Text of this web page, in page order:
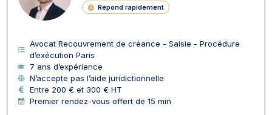
Répond rapidement
E
Avocat Recouvrement de créance - Saisie - Procédure
d’exécution Paris
7 ans d’expérience
N’accepte pas l’aide juridictionnelle
Entre 200 € et 300 € HT
Premier rendez-vous offert de 15 min